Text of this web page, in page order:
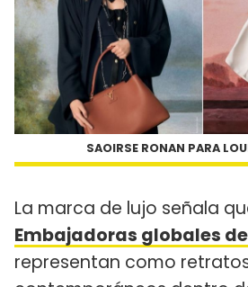
SAOIRSE RONAN PARA
La marca de lujo señala
Embajadoras globales
representan como